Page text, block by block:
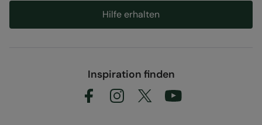
Hilfe erhalten
Inspiration finden